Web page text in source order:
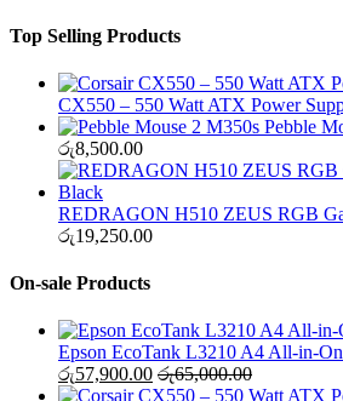
Top Selling Products
CX550 – 550 Watt ATX Power
Pebble
රු8,500.00
REDRAGON H510 ZEUS RGB
රු19,250.00
On-sale Products
Epson EcoTank L3210 A4 All-in-
රු57,900.00 රු65,000.00